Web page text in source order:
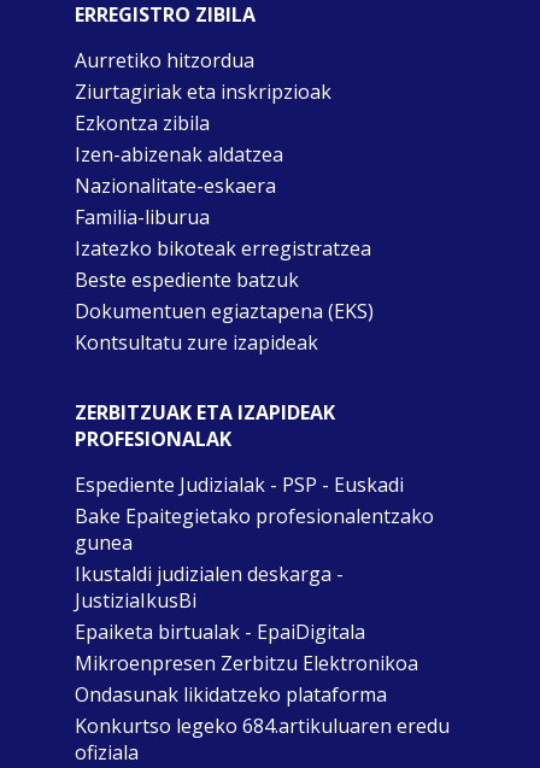
ERREGISTRO ZIBILA
Aurretiko hitzordua
Ziurtagiriak eta inskripzioak
Ezkontza zibila
Izen-abizenak aldatzea
Nazionalitate-eskaera
Familia-liburua
Izatezko bikoteak erregistratzea
Beste espediente batzuk
Dokumentuen egiaztapena (EKS)
Kontsultatu zure izapideak
ZERBITZUAK ETA IZAPIDEAK
PROFESIONALAK
Espediente Judizialak - PSP - Euskadi
Bake Epaitegietako profesionalentzako
gunea
Ikustaldi judizialen deskarga -
JustiziaIkusBi
Epaiketa birtualak - EpaiDigitala
Mikroenpresen Zerbitzu Elektronikoa
Ondasunak likidatzeko plataforma
Konkurtso legeko 684.artikuluaren eredu
ofiziala